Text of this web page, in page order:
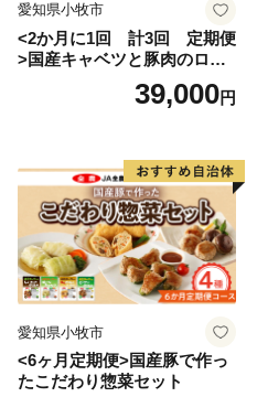
愛知県小牧市
<2か月に1回 計3回 定期便
>国産キャベツと豚肉のロー
ルキャベツ（4P入り）
39,000円
愛知県小牧市
<6ヶ月定期便>国産豚で作っ
たこだわり惣菜セット